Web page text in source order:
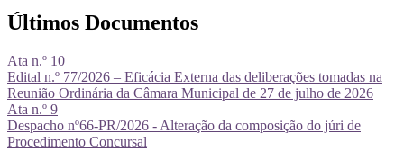
Últimos Documentos
Ata n.º 10
Edital n.º 77/2026 – Eficácia Externa das deliberações tomadas na
Reunião Ordinária da Câmara Municipal de 27 de julho de 2026
Ata n.º 9
Despacho nº66-PR/2026 - Alteração da composição do júri de
Procedimento Concursal